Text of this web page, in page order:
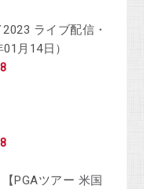
ライブ配信・
月14日）
PGAツアー 米国